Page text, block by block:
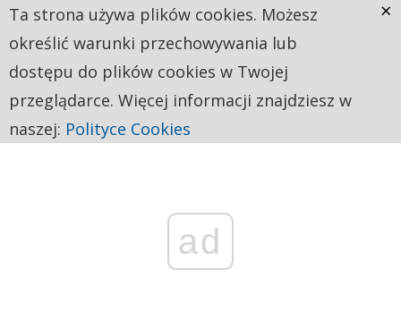
ad
Ta strona używa plików cookies. Możesz
określić warunki przechowywania lub
dostępu do plików cookies w Twojej
przeglądarce. Więcej informacji znajdziesz w
naszej: Polityce Cookies
×